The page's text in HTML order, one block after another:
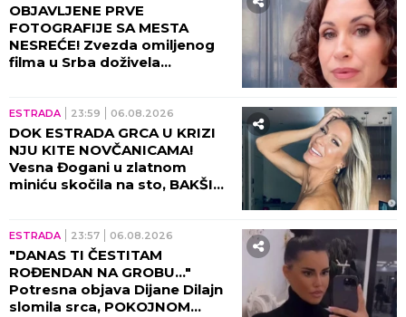
OBJAVLJENE PRVE
FOTOGRAFIJE SA MESTA
NESREĆE! Zvezda omiljenog
filma u Srba doživela
ESTRADA 23:59 06.08.2026
DOK ESTRADA GRCA U KRIZI
NJU KITE NOVČANICAMA!
Vesna Đogani u zlatnom
miniću skočila na sto, BAKŠIŠ
ESTRADA 23:57 06.08.2026
"DANAS TI ČESTITAM
ROĐENDAN NA GROBU..."
Potresna objava Dijane Dilajn
slomila srca, POKOJNOM